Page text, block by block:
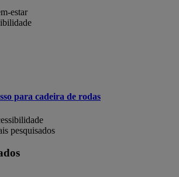
estar
para cadeira de rodas
pesquisados